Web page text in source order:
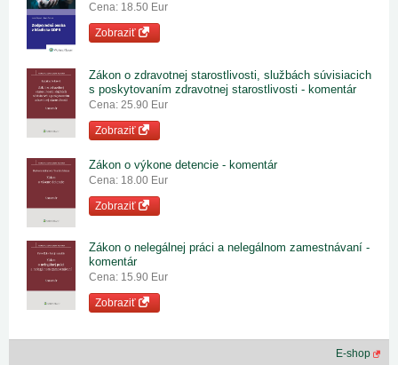
Cena: 18.50 Eur
Zobraziť
Zákon o zdravotnej starostlivosti, službách súvisiacich
s poskytovaním zdravotnej starostlivosti - komentár
Cena: 25.90 Eur
Zobraziť
Zákon o výkone detencie - komentár
Cena: 18.00 Eur
Zobraziť
Zákon o nelegálnej práci a nelegálnom zamestnávaní -
komentár
Cena: 15.90 Eur
Zobraziť
E-shop